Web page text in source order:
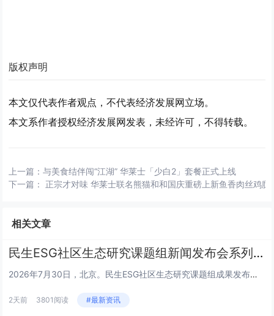
版权声明
本文仅代表作者观点，不代表经济发展网立场。
本文系作者授权经济发展网发表，未经许可，不得转载。
上一篇：与美食结伴闯“江湖” 华莱士「少白2」套餐正式上线
下一篇：
正宗才对味 华莱士联名熊猫和和国庆重磅上新鱼香肉丝鸡腿
相关文章
民生ESG社区生态研究课题组新闻发布会系列 | 王栎篇
2026年7月30日，北京。民生ESG社区生态研究课题组成果发布会上，三公平台董事长王栎就平台核心定位、建设路径及未来规...
2天前 3801阅读 #最新资讯